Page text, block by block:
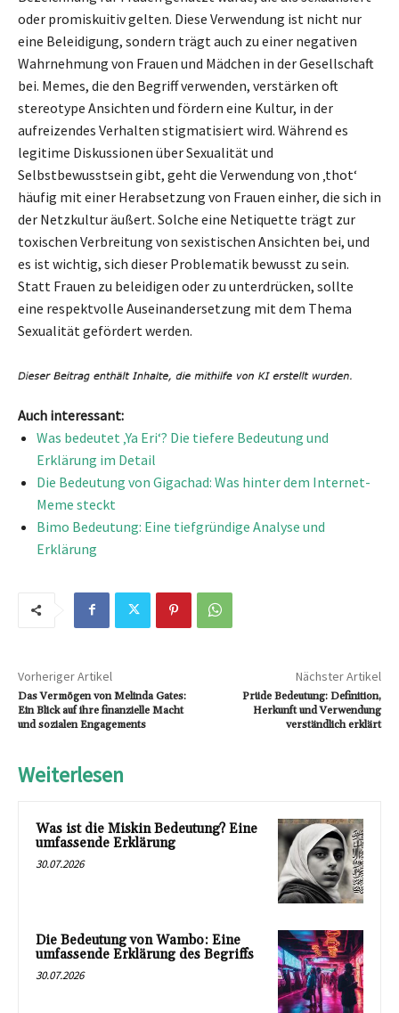
oder promiskuitiv gelten. Diese Verwendung ist nicht nur
eine Beleidigung, sondern trägt auch zu einer negativen
Wahrnehmung von Frauen und Mädchen in der Gesellschaft
bei. Memes, die den Begriff verwenden, verstärken oft
stereotype Ansichten und fördern eine Kultur, in der
aufreizendes Verhalten stigmatisiert wird. Während es
legitime Diskussionen über Sexualität und
Selbstbewusstsein gibt, geht die Verwendung von ‚thot‘
häufig mit einer Herabsetzung von Frauen einher, die sich in
der Netzkultur äußert. Solche eine Netiquette trägt zur
toxischen Verbreitung von sexistischen Ansichten bei, und
es ist wichtig, sich dieser Problematik bewusst zu sein.
Statt Frauen zu beleidigen oder zu unterdrücken, sollte
eine respektvolle Auseinandersetzung mit dem Thema
Sexualität gefördert werden.
Auch interessant:
Was bedeutet ‚Ya Eri‘? Die tiefere Bedeutung und
Erklärung im Detail
Die Bedeutung von Gigachad: Was hinter dem Internet-
Meme steckt
Bimo Bedeutung: Eine tiefgründige Analyse und
Erklärung
Vorheriger Artikel
Das Vermögen von Melinda Gates:
Ein Blick auf ihre finanzielle Macht
und sozialen Engagements
Nächster Artikel
Prüde Bedeutung: Definition,
Herkunft und Verwendung
verständlich erklärt
Weiterlesen
Was ist die Miskin Bedeutung? Eine
umfassende Erklärung
30.07.2026
Die Bedeutung von Wambo: Eine
umfassende Erklärung des Begriffs
30.07.2026